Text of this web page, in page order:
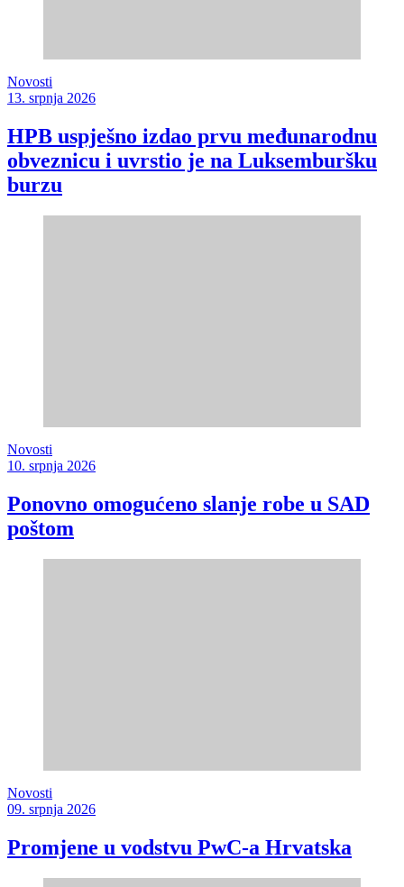
Novosti
13. srpnja 2026
HPB uspješno izdao prvu međunarodnu
obveznicu i uvrstio je na Luksemburšku
burzu
Novosti
10. srpnja 2026
Ponovno omogućeno slanje robe u SAD
poštom
Novosti
09. srpnja 2026
Promjene u vodstvu PwC-a Hrvatska